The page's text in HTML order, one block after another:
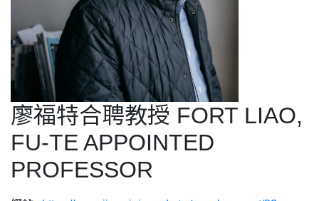
廖福特合聘教授 FORT LIAO,
FU-TE APPOINTED
PROFESSOR